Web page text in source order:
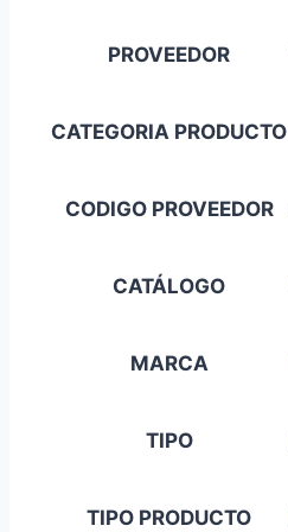
PROVEEDOR
CATEGORIA PRODUCTO
CODIGO PROVEEDOR
CATÁLOGO
MARCA
TIPO
TIPO PRODUCTO